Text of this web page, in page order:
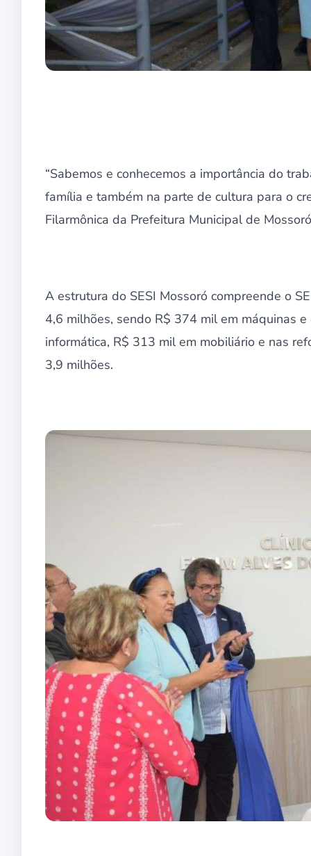
“Sabemos e conhecemos a importância do
família e também na parte de cultura para o
Filarmônica da Prefeitura Municipal de
A estrutura do SESI Mossoró compreende o
4,6 milhões, sendo R$ 374 mil em máquinas
informática, R$ 313 mil em mobiliário e nas
3,9 milhões.